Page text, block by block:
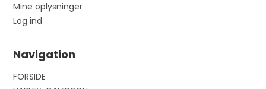
Mine oplysninger
Log ind
Navigation
FORSIDE